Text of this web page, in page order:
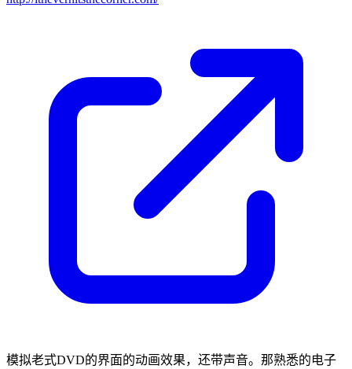
模拟老式DVD的界面的动画效果，还带声音。那熟悉的电子